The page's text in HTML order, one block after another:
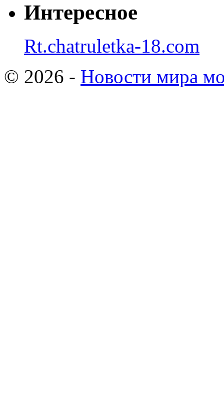
Интересное
Rt.chatruletka-18.com
© 2026 - Новости мира